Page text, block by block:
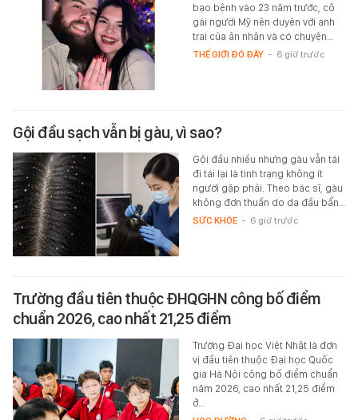
bạo bệnh vào 23 năm trước, cô
gái người Mỹ nên duyên với anh
trai của ân nhân và có chuyện…
THẾ GIỚI ĐÓ ĐÂY - 6 giờ trước
Gội đầu sạch vẫn bị gàu, vì sao?
Gội đầu nhiều nhưng gàu vẫn tái
đi tái lại là tình trạng không ít
người gặp phải. Theo bác sĩ, gàu
không đơn thuần do da đầu bẩn…
SỨC KHỎE - 6 giờ trước
Trường đầu tiên thuộc ĐHQGHN công bố điểm
chuẩn 2026, cao nhất 21,25 điểm
Trường Đại học Việt Nhật là đơn
vị đầu tiên thuộc Đại học Quốc
gia Hà Nội công bố điểm chuẩn
năm 2026, cao nhất 21,25 điểm
ở…